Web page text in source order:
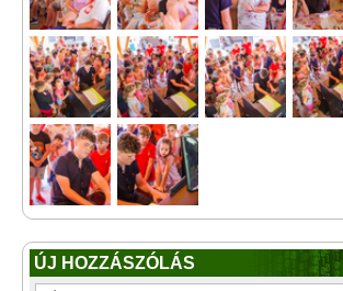
ÚJ HOZZÁSZÓLÁS